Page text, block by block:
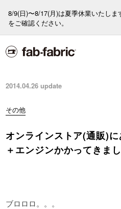
8/9(日)〜8/17(月)は夏季休業いたし
をご確認ください。
2014.04.26 update
その他
オンラインストア(通販)
＋エンジンかかってきま
ブロロロ。。。